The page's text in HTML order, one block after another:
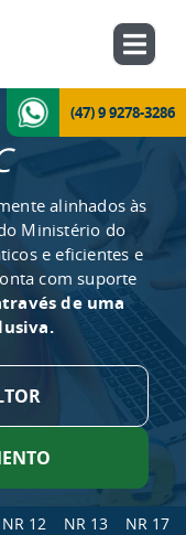
(47) 9 9278-3286
alinhados às
Ministério do
e eficientes e
com suporte
de uma
NR 12 NR 13
NR 17